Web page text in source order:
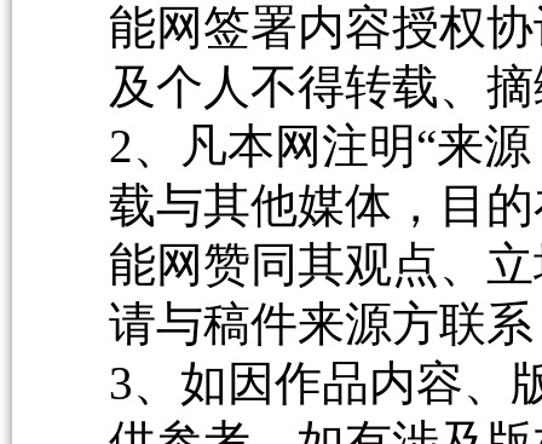
能网签署内容授权
及个人不得转载、
2、凡本网注明“来
载与其他媒体，目
能网赞同其观点、
请与稿件来源方联
3、如因作品内容、